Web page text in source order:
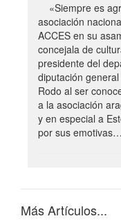
«Siempre es
asociación
ACCES en su
concejala de
presidente del
diputación
Rodo al ser
a la asociación
y en especial a
por sus emotivas…
Más Artículos...